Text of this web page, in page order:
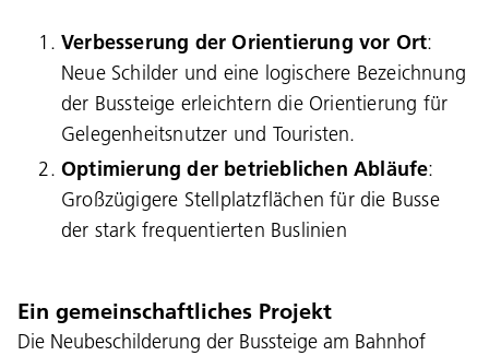
Verbesserung der Orientierung vor Ort:
Neue Schilder und eine logischere Bezeichnung
der Bussteige erleichtern die Orientierung für
Gelegenheitsnutzer und Touristen.
Optimierung der betrieblichen Abläufe:
Großzügigere Stellplatzflächen für die Busse
der stark frequentierten Buslinien
Ein gemeinschaftliches Projekt
Die Neubeschilderung der Bussteige am Bahnhof